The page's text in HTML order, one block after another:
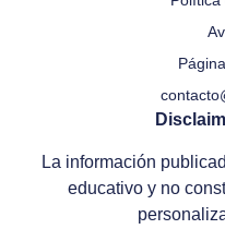
La información
educativo y no